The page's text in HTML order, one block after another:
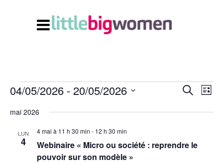
Évènements
vues
Recherche
de
Liste
04/05/2026 - 20/05/2026
date.
mai 2026
LUN
4
Webinaire « Micro ou société : reprendre le
pouvoir sur son modèle »
4 mai à 11 h 30 min - 12 h 30 min